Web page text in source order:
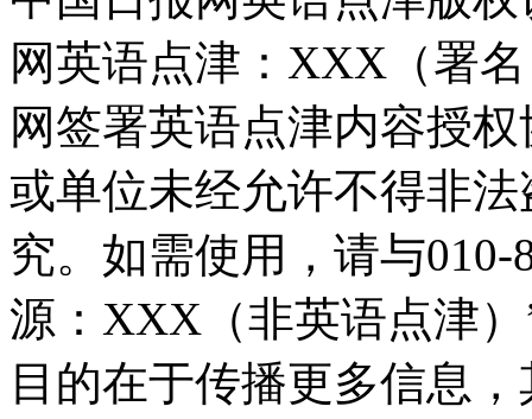
网英语点津：XXX（署
网签署英语点津内容授
或单位未经允许不得非
究。如需使用，请与010-
源：XXX（非英语点津
目的在于传播更多信息